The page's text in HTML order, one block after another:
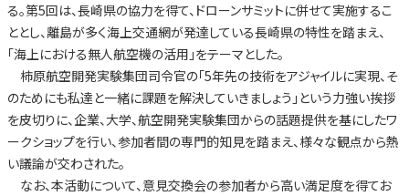
る。第5回は、長崎県の協力を得て、ドローンサミットに併せて実施するこ
ととし、離島が多く海上交通網が発達している長崎県の特性を踏まえ、
「海上における無人航空機の活用」をテーマとした。
柿原航空開発実験集団司令官の「5年先の技術をアジャイルに実現、そ
のためにも私達と一緒に課題を解決していきましょう」という力強い挨拶
を皮切りに、企業、大学、航空開発実験集団からの話題提供を基にしたワ
ークショップを行い、参加者間の専門的知見を踏まえ、様々な観点から熱
い議論が交わされた。
なお、本活動について、意見交換会の参加者から高い満足度を得てお